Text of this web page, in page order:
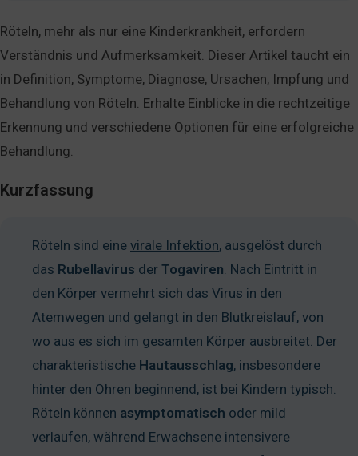
Röteln, mehr als nur eine Kinderkrankheit, erfordern
Verständnis und Aufmerksamkeit. Dieser Artikel taucht ein
in Definition, Symptome, Diagnose, Ursachen, Impfung und
Behandlung von Röteln. Erhalte Einblicke in die rechtzeitige
Erkennung und verschiedene Optionen für eine erfolgreiche
Behandlung.
Kurzfassung
Röteln sind eine virale Infektion, ausgelöst durch
das Rubellavirus der Togaviren. Nach Eintritt in
den Körper vermehrt sich das Virus in den
Atemwegen und gelangt in den Blutkreislauf, von
wo aus es sich im gesamten Körper ausbreitet. Der
charakteristische Hautausschlag, insbesondere
hinter den Ohren beginnend, ist bei Kindern typisch.
Röteln können asymptomatisch oder mild
verlaufen, während Erwachsene intensivere